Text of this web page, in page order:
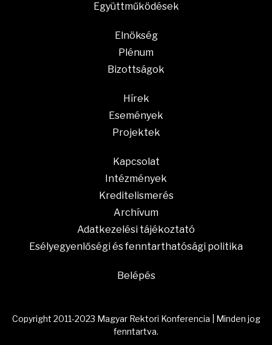
Együttműködések
Elnökség
Plénum
Bizottságok
Hírek
Események
Projektek
Kapcsolat
Intézmények
Kreditelismerés
Archívum
Adatkezelési tájékoztató
Esélyegyenlőségi és fenntarthatósági politika
Belépés
Copyright 2011-2023 Magyar Rektori Konferencia | Minden jog
fenntartva.